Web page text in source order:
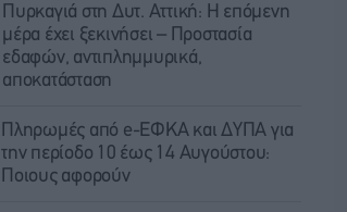
Πυρκαγιά στη Δυτ. Αττική: Η επόμενη
μέρα έχει ξεκινήσει – Προστασία
εδαφών, αντιπλημμυρικά,
αποκατάσταση
Πληρωμές από e-ΕΦΚΑ και ΔΥΠΑ για
την περίοδο 10 έως 14 Αυγούστου:
Ποιους αφορούν